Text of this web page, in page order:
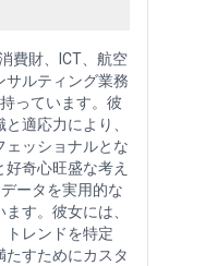
費財、ICT、航空
サルティング業務
っています。彼
適応力により、
ェッショナルとな
奇心旺盛な考え
ータを実用的な
す。彼女には、
トレンドを特定
たすためにカスタ